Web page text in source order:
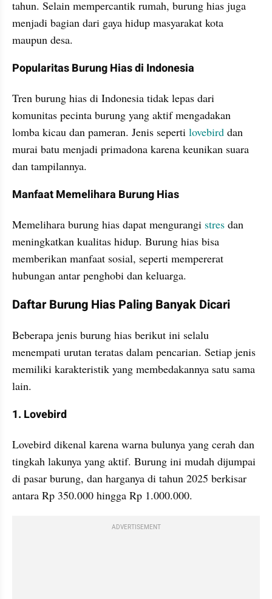
tahun. Selain mempercantik rumah, burung hias juga
menjadi bagian dari gaya hidup masyarakat kota
maupun desa.
Popularitas Burung Hias di Indonesia
Tren burung hias di Indonesia tidak lepas dari
komunitas pecinta burung yang aktif mengadakan
lomba kicau dan pameran. Jenis seperti lovebird dan
murai batu menjadi primadona karena keunikan suara
dan tampilannya.
Manfaat Memelihara Burung Hias
Memelihara burung hias dapat mengurangi stres dan
meningkatkan kualitas hidup. Burung hias bisa
memberikan manfaat sosial, seperti mempererat
hubungan antar penghobi dan keluarga.
Daftar Burung Hias Paling Banyak Dicari
Beberapa jenis burung hias berikut ini selalu
menempati urutan teratas dalam pencarian. Setiap jenis
memiliki karakteristik yang membedakannya satu sama
lain.
1. Lovebird
Lovebird dikenal karena warna bulunya yang cerah dan
tingkah lakunya yang aktif. Burung ini mudah dijumpai
di pasar burung, dan harganya di tahun 2025 berkisar
antara Rp 350.000 hingga Rp 1.000.000.
ADVERTISEMENT